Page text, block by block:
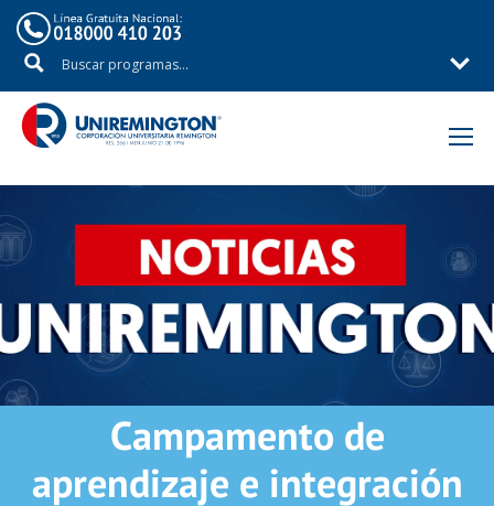
Inicio Noticias
Campamento de
aprendizaje e integración